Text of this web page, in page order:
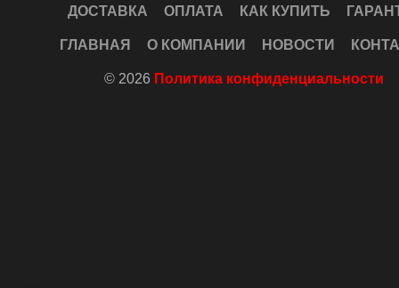
ДОСТАВКА ОПЛАТА КАК КУПИТЬ
ГЛАВНАЯ О КОМПАНИИ НОВОСТИ
© 2026 Политика конфиденциальности